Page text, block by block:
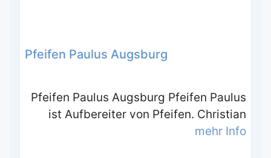
Pfeifen Paulus Augsburg
Pfeifen Paulus Augsburg Pfeifen Paulus
ist Aufbereiter von Pfeifen. Christian
mehr Info